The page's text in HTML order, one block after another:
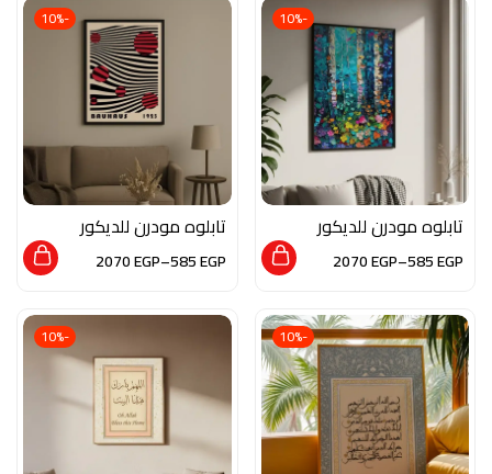
-10%
تابلوه مودرن للديكور
من الخشب الطبيعي و
الزجاج بلمسه من الفن
585EGP
–
2070EGP
-10%
تابلوه مودرن للديكور
من الخشب الطبيعي و
الزجاج بلمسه من الفن
585EGP
–
2070EGP
-10%
-10%